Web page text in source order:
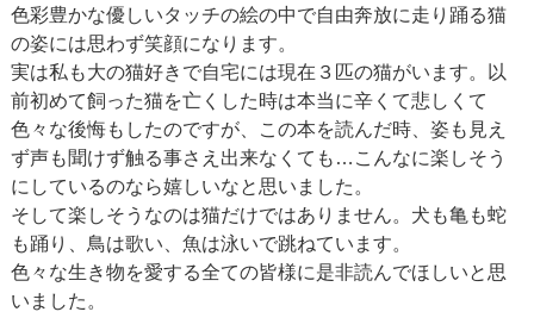
色彩豊かな優しいタッチの絵の中で自由奔放に走り踊る猫
の姿には思わず笑顔になります。
実は私も大の猫好きで自宅には現在３匹の猫がいます。以
前初めて飼った猫を亡くした時は本当に辛くて悲しくて
色々な後悔もしたのですが、この本を読んだ時、姿も見え
ず声も聞けず触る事さえ出来なくても…こんなに楽しそう
にしているのなら嬉しいなと思いました。
そして楽しそうなのは猫だけではありません。犬も亀も蛇
も踊り、鳥は歌い、魚は泳いで跳ねています。
色々な生き物を愛する全ての皆様に是非読んでほしいと思
いました。